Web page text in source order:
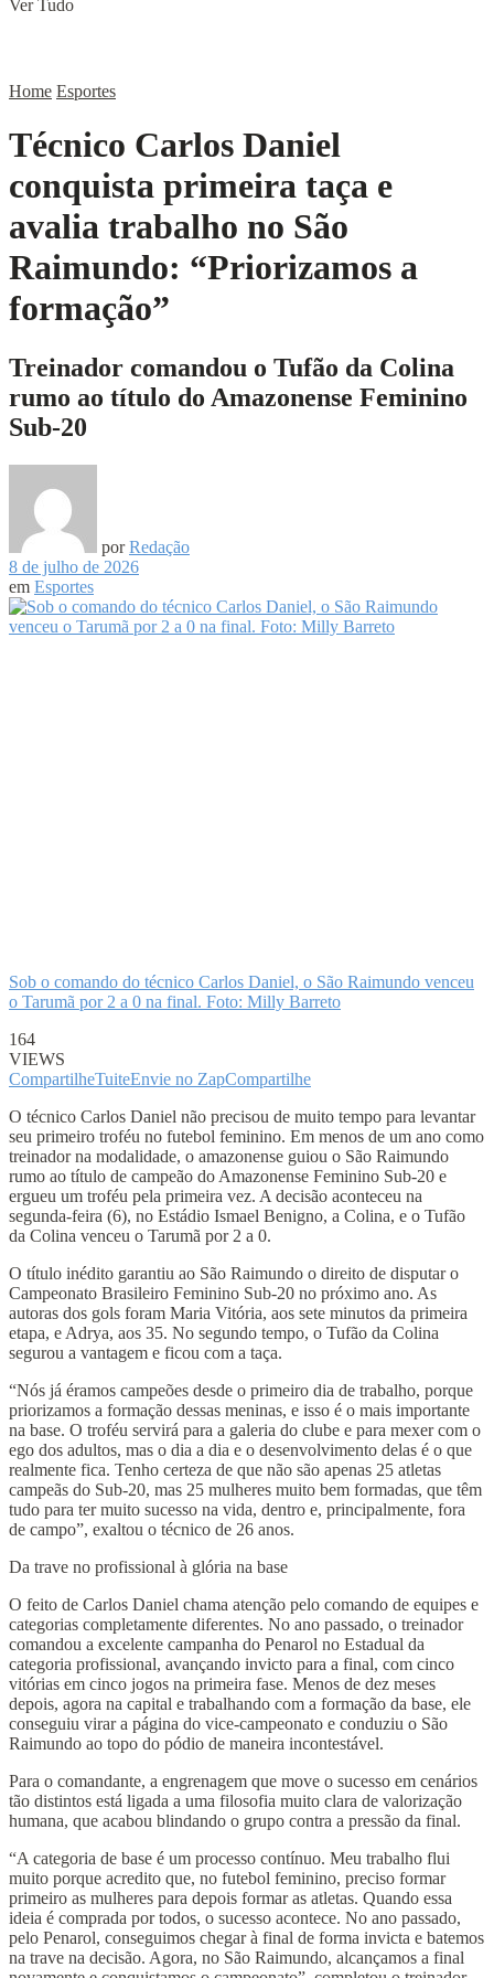
Ver Tudo
Home Esportes
Técnico Carlos Daniel
conquista primeira taça e
avalia trabalho no São
Raimundo: “Priorizamos a
formação”
Treinador comandou o Tufão da Colina
rumo ao título do Amazonense Feminino
Sub-20
por Redação
8 de julho de 2026
em Esportes
Sob o comando do técnico Carlos Daniel, o São Raimundo venceu
o Tarumã por 2 a 0 na final. Foto: Milly Barreto
164
VIEWS
CompartilheTuiteEnvie no ZapCompartilhe
O técnico Carlos Daniel não precisou de muito tempo para levantar
seu primeiro troféu no futebol feminino. Em menos de um ano como
treinador na modalidade, o amazonense guiou o São Raimundo
rumo ao título de campeão do Amazonense Feminino Sub-20 e
ergueu um troféu pela primeira vez. A decisão aconteceu na
segunda-feira (6), no Estádio Ismael Benigno, a Colina, e o Tufão
da Colina venceu o Tarumã por 2 a 0.
O título inédito garantiu ao São Raimundo o direito de disputar o
Campeonato Brasileiro Feminino Sub-20 no próximo ano. As
autoras dos gols foram Maria Vitória, aos sete minutos da primeira
etapa, e Adrya, aos 35. No segundo tempo, o Tufão da Colina
segurou a vantagem e ficou com a taça.
“Nós já éramos campeões desde o primeiro dia de trabalho, porque
priorizamos a formação dessas meninas, e isso é o mais importante
na base. O troféu servirá para a galeria do clube e para mexer com o
ego dos adultos, mas o dia a dia e o desenvolvimento delas é o que
realmente fica. Tenho certeza de que não são apenas 25 atletas
campeãs do Sub-20, mas 25 mulheres muito bem formadas, que têm
tudo para ter muito sucesso na vida, dentro e, principalmente, fora
de campo”, exaltou o técnico de 26 anos.
Da trave no profissional à glória na base
O feito de Carlos Daniel chama atenção pelo comando de equipes e
categorias completamente diferentes. No ano passado, o treinador
comandou a excelente campanha do Penarol no Estadual da
categoria profissional, avançando invicto para a final, com cinco
vitórias em cinco jogos na primeira fase. Menos de dez meses
depois, agora na capital e trabalhando com a formação da base, ele
conseguiu virar a página do vice-campeonato e conduziu o São
Raimundo ao topo do pódio de maneira incontestável.
Para o comandante, a engrenagem que move o sucesso em cenários
tão distintos está ligada a uma filosofia muito clara de valorização
humana, que acabou blindando o grupo contra a pressão da final.
“A categoria de base é um processo contínuo. Meu trabalho flui
muito porque acredito que, no futebol feminino, preciso formar
primeiro as mulheres para depois formar as atletas. Quando essa
ideia é comprada por todos, o sucesso acontece. No ano passado,
pelo Penarol, conseguimos chegar à final de forma invicta e batemos
na trave na decisão. Agora, no São Raimundo, alcançamos a final